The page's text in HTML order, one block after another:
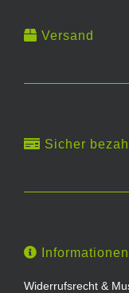
Versand
Sicher
Informationen
Widerrufsrecht &